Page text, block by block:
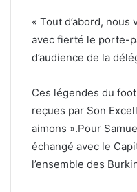
« Tout d’abord,
avec fierté le porte-
d’audience de la
Ces légendes du
reçues par Son
aimons ».Pour
échangé avec le
l’ensemble des